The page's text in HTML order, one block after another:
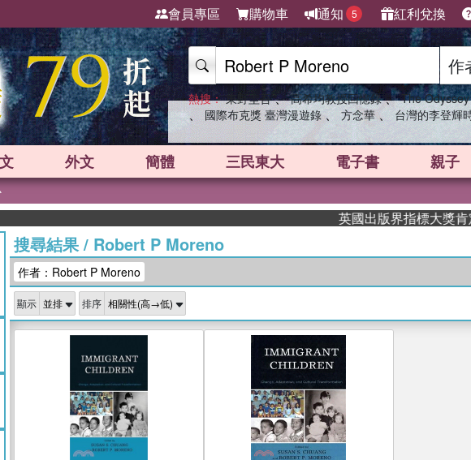
會員專區 購物車 通知 5 紅利兌換
熱搜： 東野圭吾 、 高希均教授回憶錄 、 The Odyssey
、 國際布克獎 臺灣漫遊錄 、 方念華 、 台灣的李登輝
外文 簡體 三民東大 電子書 親子
英國出版界指標大獎肯
搜尋結果/ Robert P Moreno
作者：Robert P Moreno
顯示 排序